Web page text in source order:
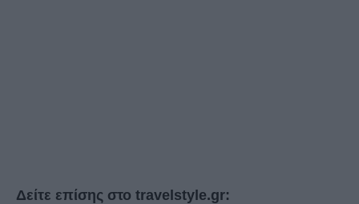
Δείτε επίσης στο travelstyle.gr: